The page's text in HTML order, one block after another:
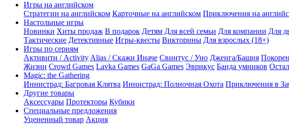
Игры на английском
Стратегии на английском Карточные на английском Приключения на
Настольные игры
Новинки Хиты продаж В подарок Детям Для всей семьи Для компании Для
Тактические Детективные Игры-квесты Викторины Для взрослых (18+)
Игры по сериям
Активити / Activity Alias / Скажи Иначе Свинтус / Уно Дженга/Башня
Жизни Crowd Games Lavka Games GaGa Games Эврикус Банда умников
Magic: the Gathering
Иннистрад: Багровая Клятва Иннистрад: Полночная Охота Приключения в
Другие товары
Аксессуары Протекторы Кубики
Специальные предложения
Уцененный товар Акция